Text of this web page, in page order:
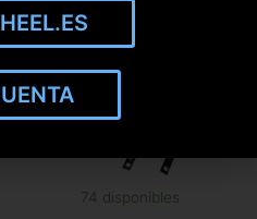
74 disponibles